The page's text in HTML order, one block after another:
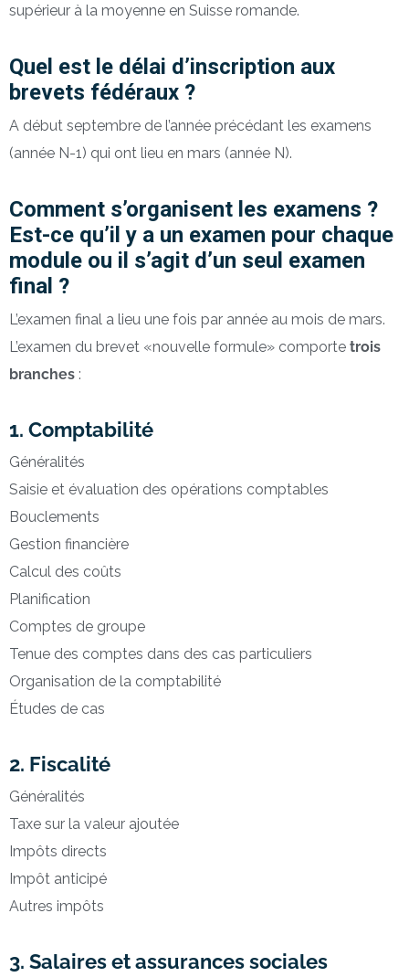
supérieur à la moyenne en Suisse romande.
Quel est le délai d’inscription aux
brevets fédéraux ?
A début septembre de l’année précédant les examens
(année N-1) qui ont lieu en mars (année N).
Comment s’organisent les examens ?
Est-ce qu’il y a un examen pour chaque
module ou il s’agit d’un seul examen
final ?
L’examen final a lieu une fois par année au mois de mars.
L’examen du brevet «nouvelle formule» comporte trois
branches :
1. Comptabilité
Généralités
Saisie et évaluation des opérations comptables
Bouclements
Gestion financière
Calcul des coûts
Planification
Comptes de groupe
Tenue des comptes dans des cas particuliers
Organisation de la comptabilité
Études de cas
2. Fiscalité
Généralités
Taxe sur la valeur ajoutée
Impôts directs
Impôt anticipé
Autres impôts
3. Salaires et assurances sociales